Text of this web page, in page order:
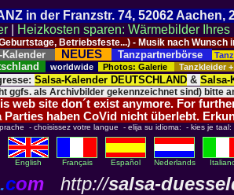
in der Franzstr. 74, 52062 Aachen,
Heizkosten sparen: Wärmebilder Ihres
Betriebsfeste...) - Musik nach Wunsch
Kalender NEUES Tanzpartnerbörse
worldwide Photos: Galerie Tanzkleider
Salsa-Kalender DEUTSCHLAND & Salsa-
ggfs. als Archivbilder gekennzeichnet sind) bitte
web site don´t exist anymore. For
haben CoVid nicht überlebt.
- choisissez votre langue - elija su idioma: - kies je
English Français Español Nederlands
.com http://salsa-